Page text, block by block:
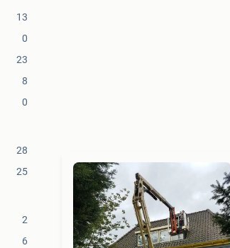
13
0
23
8
0
28
25
2
6